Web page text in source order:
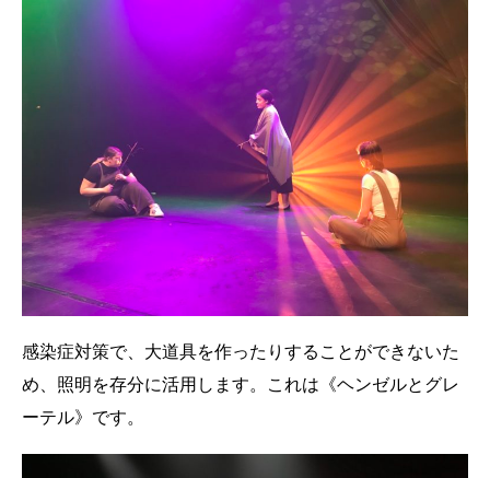
感染症対策で、大道具を作ったりすることができないた
め、照明を存分に活用します。これは《ヘンゼルとグレ
ーテル》です。